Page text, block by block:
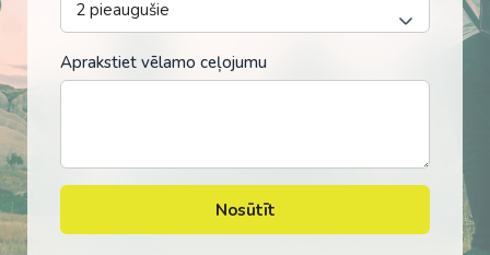
Aprakstiet vēlamo ceļojumu
Nosūtīt